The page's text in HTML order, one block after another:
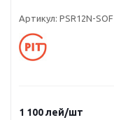
Артикул: PSR12N-SOF
1 100лей/шт